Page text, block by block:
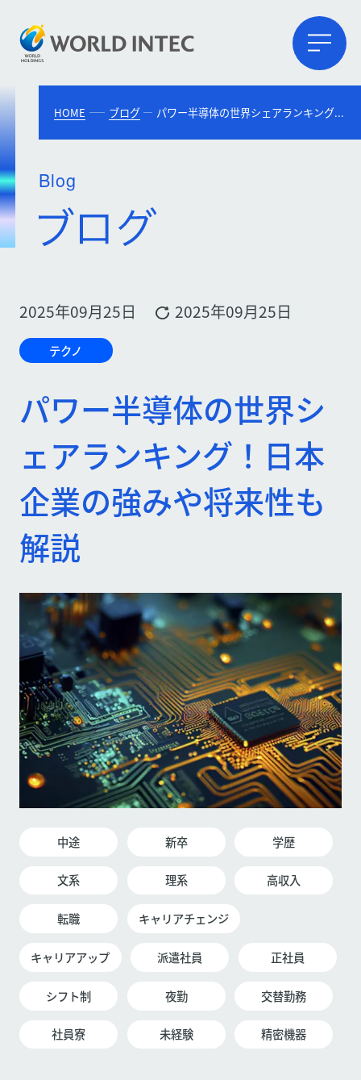
HOME ブログ パワー半導体の世界シェアランキング！日本企業の強みや将来性も解説
Blog
2025年09月25日 2025年09月25日
テクノ
パワー半導体の世界シ
ェアランキング！日本
企業の強みや将来性も
解説
中途 新卒 学歴
文系 理系 高収入
転職 キャリアチェンジ
キャリアアップ 派遣社員 正社員
シフト制 夜勤 交替勤務
社員寮 未経験 精密機器